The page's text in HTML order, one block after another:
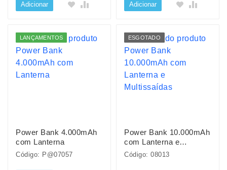
Adicionar Adicionar
LANÇAMENTOS
Power Bank 4.000mAh
com Lanterna
Código: P@07057
ESGOTADO
Power Bank 10.000mAh
com Lanterna e
Multissaídas
Código: 08013